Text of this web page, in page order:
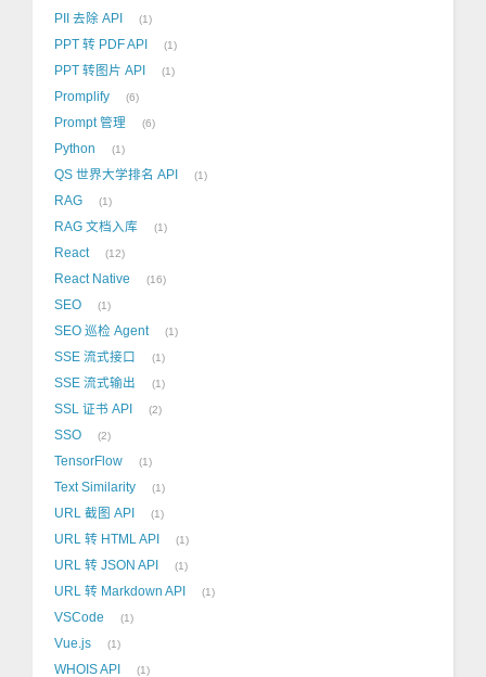
PII 去除 API 1
PPT 转 PDF API 1
PPT 转图片 API 1
Promplify 6
Prompt 管理 6
Python 1
QS 世界大学排名 API 1
RAG 1
RAG 文档入库 1
React 12
React Native 16
SEO 1
SEO 巡检 Agent 1
SSE 流式接口 1
SSE 流式输出 1
SSL 证书 API 2
SSO 2
TensorFlow 1
Text Similarity 1
URL 截图 API 1
URL 转 HTML API 1
URL 转 JSON API 1
URL 转 Markdown API 1
VSCode 1
Vue.js 1
WHOIS API 1